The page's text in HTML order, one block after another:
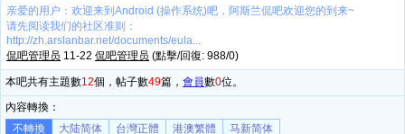
亲爱的用户：欢迎来到Android (操作系统)吧，阿斯兰侃吧欢迎您的到来~
请先阅读我们的社区准则：
http://zh.arslanbar.net/documents/eula...
侃吧管理员 11-22 侃吧管理员 (點擊/回復: 988/0)
本吧共有主題數12個，帖子數49篇， 會員數0位。
內容轉換：
不轉換
大陆简体 台灣正體 港澳繁體 马新简体